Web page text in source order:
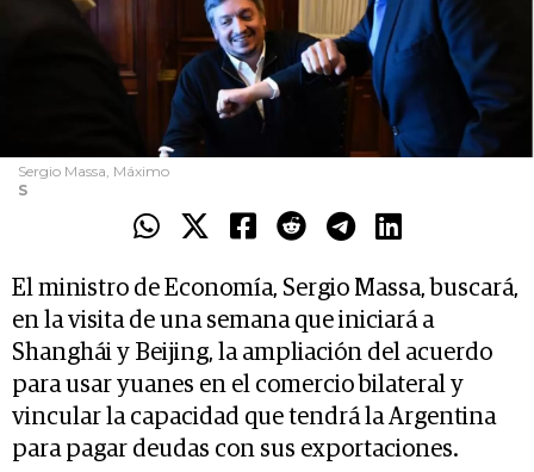
Sergio Massa, Máximo
S
El ministro de Economía, Sergio Massa, buscará,
en la visita de una semana que iniciará a
Shanghái y Beijing, la ampliación del acuerdo
para usar yuanes en el comercio bilateral y
vincular la capacidad que tendrá la Argentina
para pagar deudas con sus exportaciones.